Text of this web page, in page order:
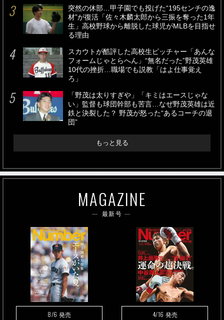
突然の休部…甲子園でも投げた“195センチの逸
材”が復活「佐々木麟太郎から三振を奪った1年
生」高校野球から離脱した球児がMLBを目指せ
る理由
スカウトが酷評した高校生ピッチャー「あんな
フォームじゃとらへん」“無名だった”野茂英雄
10代の挫折…職場でも説教「はよ仕事覚え
ろ」
「野茂は太りすぎや」「キミはエースじゃな
い」監督も球団幹部も苦言…なぜ野茂英雄は近
鉄と決裂した？ 野茂が怒った“あるコーチの退
団”
もっと見る
MAGAZINE
最新号
8/6 発売 4/16 発売